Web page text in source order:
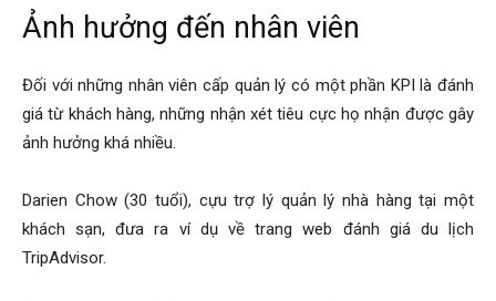
Ảnh hưởng đến nhân viên
Đối với những nhân viên cấp quản lý có một phần KPI là đánh
giá từ khách hàng, những nhận xét tiêu cực họ nhận được gây
ảnh hưởng khá nhiều.
Darien Chow (30 tuổi), cựu trợ lý quản lý nhà hàng tại một
khách sạn, đưa ra ví dụ về trang web đánh giá du lịch
TripAdvisor.